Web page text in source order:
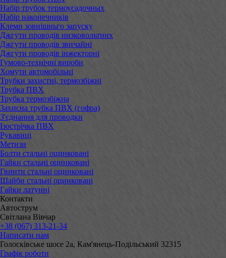
Набір трубок термоусадочных
Набір наконечників
Клеми зовнішньго запуску
Джгути проводів низковольтних
Джгути проводів звичайні
Джгути проводів інжекторні
Гумово-технічні вироби
Хомути автомобільні
Трубки захистні, термозбіжні
Трубка ПВХ
Трубка термозбіжна
Захисна трубка ПВХ (гофра)
З'єднання для проводки
Ізострічка ПВХ
Рукавиці
Метизи
Болти стальні оцинковані
Гайки стальні оцинковані
Гвинти стальні оцинковані
Шайби стальні оцинковані
Гайки латунні
Контакти
Автострум
Світлана Вівчар
+38 (067) 313-21-34
Написати нам
Голосківське шосе 2а, Кам'янець-Подільський 32315
Графік роботи